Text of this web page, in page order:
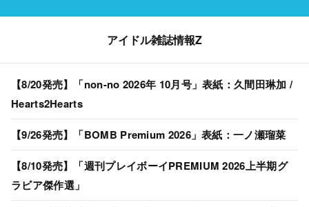
アイドル雑誌情報Z
【8/20発売】「non-no 2026年 10月号」表紙：久間田琳加 /
Hearts2Hearts
【9/26発売】「BOMB Premium 2026」表紙：一ノ瀬瑠菜
【8/10発売】「週刊プレイボーイPREMIUM 2026上半期グ
ラビア傑作選」